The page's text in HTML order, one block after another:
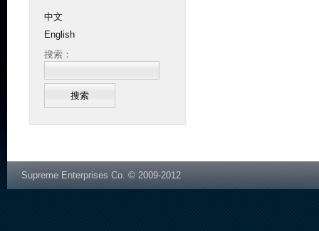
中文
English
搜索：
Supreme Enterprises Co. © 2009-2012